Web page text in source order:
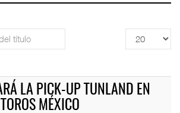
Cantidad
a
LA PICK-UP TUNLAND EN
MÉXICO